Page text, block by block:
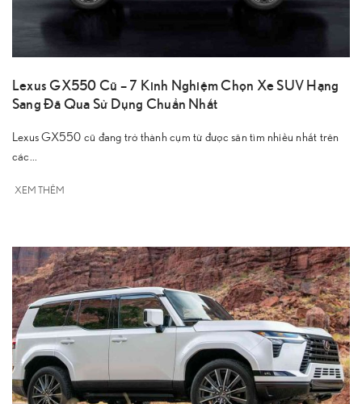
Lexus GX550 Cũ – 7 Kinh Nghiệm Chọn Xe SUV Hạng
Sang Đã Qua Sử Dụng Chuẩn Nhất
Lexus GX550 cũ đang trở thành cụm từ được săn tìm nhiều nhất trên
các...
XEM THÊM